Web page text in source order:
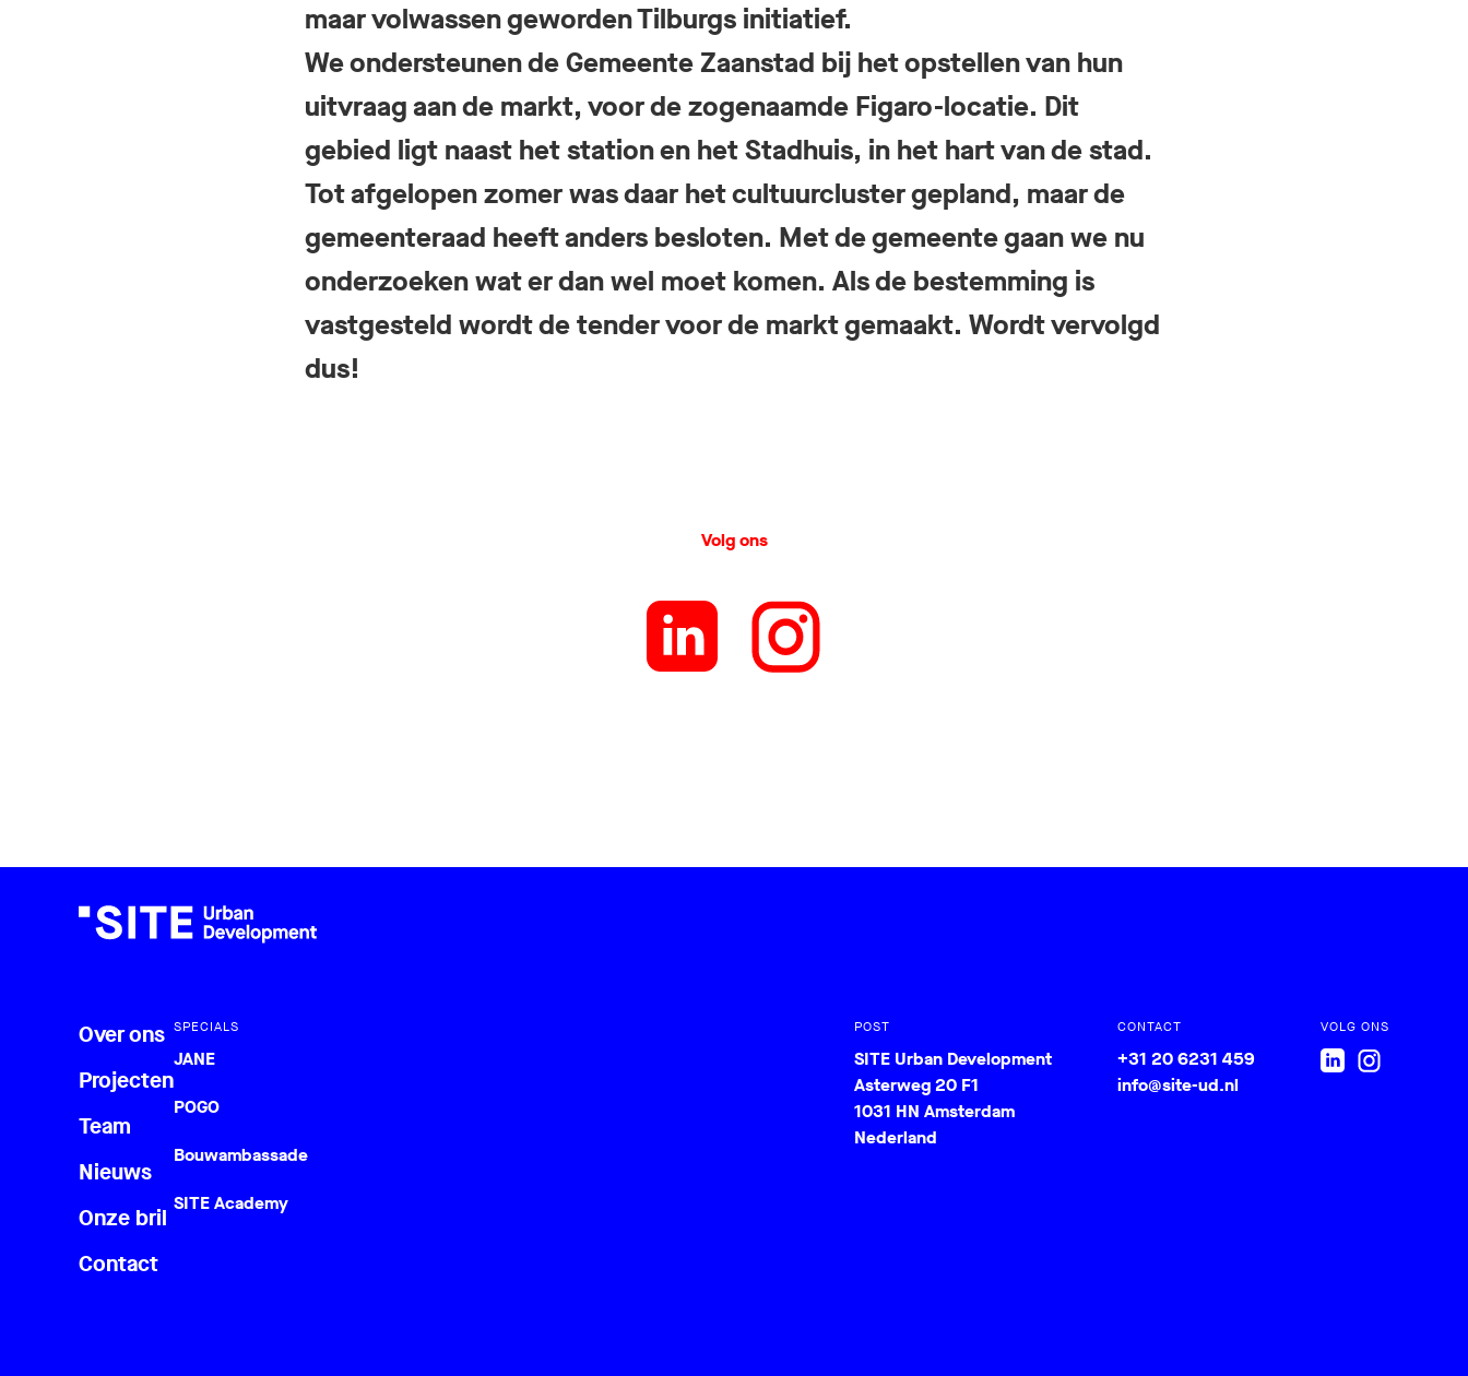
maar volwassen geworden Tilburgs initiatief.
We ondersteunen de Gemeente Zaanstad bij het opstellen van hun
uitvraag aan de markt, voor de zogenaamde Figaro-locatie. Dit
gebied ligt naast het station en het Stadhuis, in het hart van de stad.
Tot afgelopen zomer was daar het cultuurcluster gepland, maar de
gemeenteraad heeft anders besloten. Met de gemeente gaan we nu
onderzoeken wat er dan wel moet komen. Als de bestemming is
vastgesteld wordt de tender voor de markt gemaakt. Wordt vervolgd
dus!
Volg ons
Over ons
Projecten
Team
Nieuws
Onze bril
Contact
SPECIALS
JANE
POGO
Bouwambassade
SITE Academy
POST
SITE Urban Development
Asterweg 20 F1
1031 HN Amsterdam
Nederland
CONTACT
+31 20 6231 459
info@site-ud.nl
VOLG ONS